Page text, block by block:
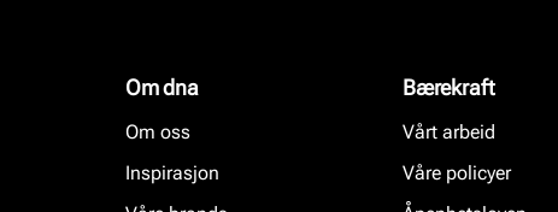
Om dna
Om oss
Inspirasjon
Bærekraft
Vårt arbeid
Våre policyer